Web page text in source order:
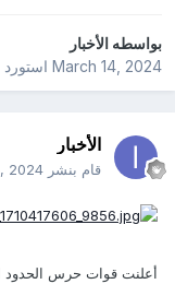
بواسطهالأخبار
March 14, 2024استورد
الأخبار
قام بنشر 2024
أعلنت قوات حرس الحدود